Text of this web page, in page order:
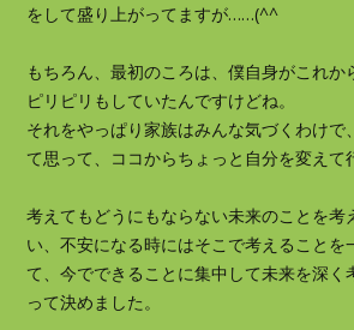
をして盛り上がってますが……(^^ゞ
もちろん、最初のころは、僕自身がこれか
ピリピリもしていたんですけどね。
それをやっぱり家族はみんな気づくわけで
て思って、ココからちょっと自分を変えて
考えてもどうにもならない未来のことを考
い、不安になる時にはそこで考えることを
て、今でできることに集中して未来を深く
って決めました。